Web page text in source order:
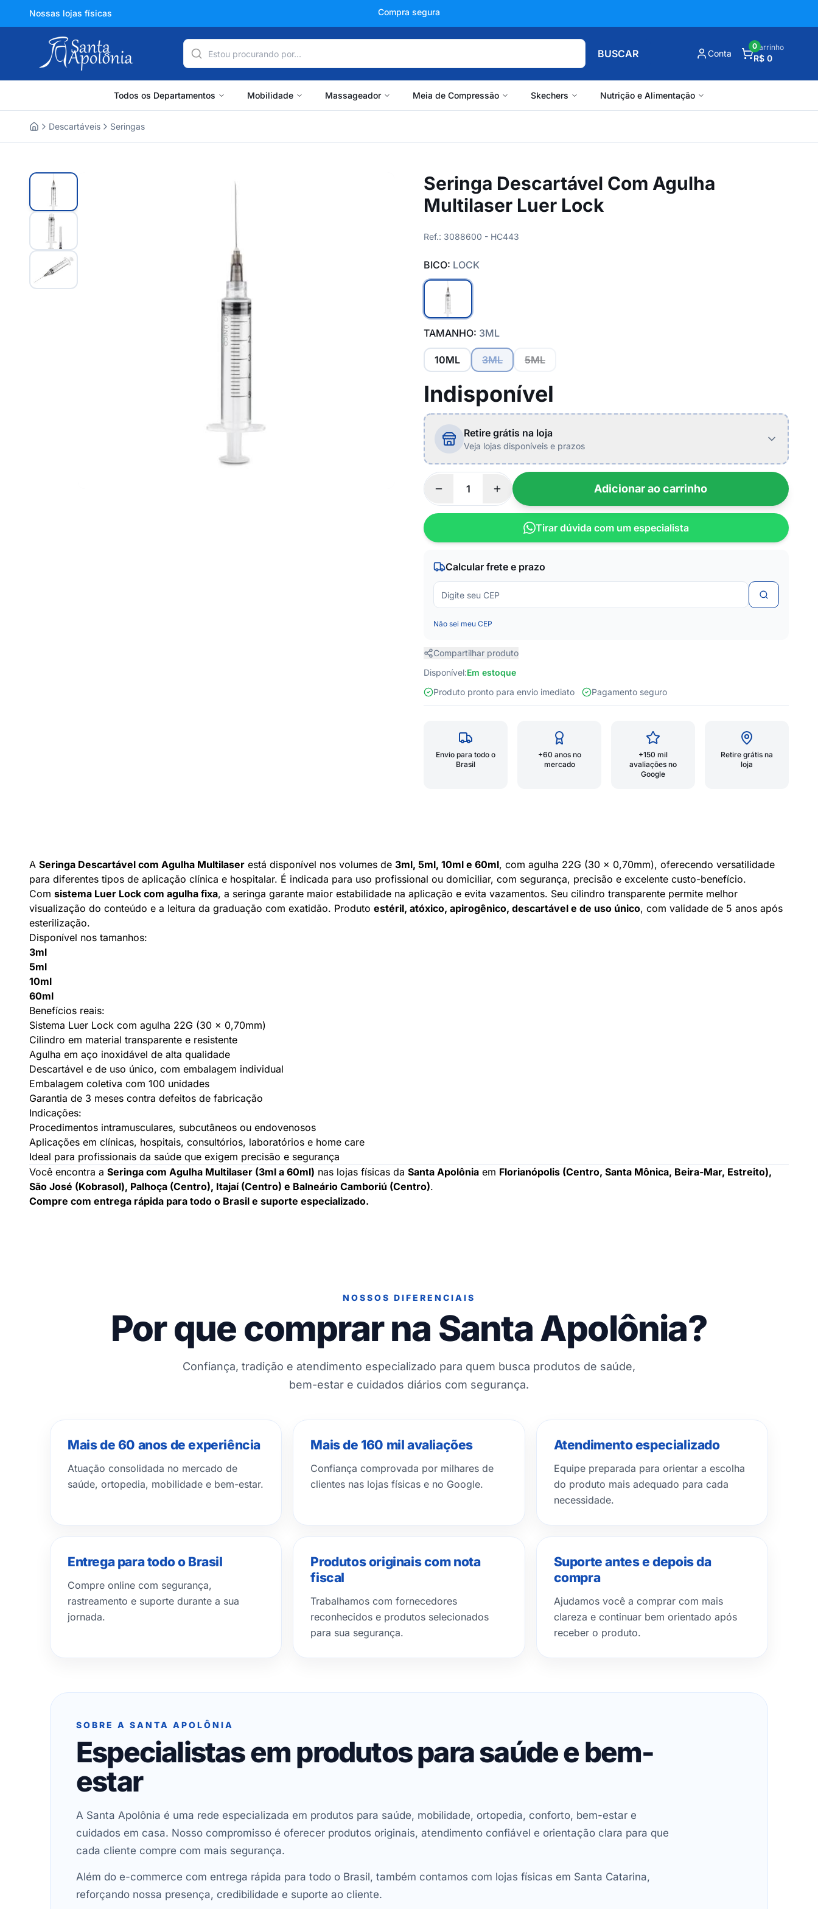
Nossas lojas físicas +150 mil avaliações
BUSCAR Conta
Carrinho
R$ 0
0
Todos os Departamentos Mobilidade Massageador Meia de Compressão Skechers Nutrição e Alimentação
Descartáveis Seringas
Seringa Descartável Com Agulha
Multilaser Luer Lock
Ref.: 3088600 - HC443
BICO: LOCK
TAMANHO: 3ML
10ML 3ML 5ML
Indisponível
Retire grátis na loja
Veja lojas disponíveis e prazos
Adicionar ao carrinho
Tirar dúvida com um especialista
Calcular frete e prazo
Não sei meu CEP
Compartilhar produto
Disponível:Em estoque
Produto pronto para envio imediato
Pagamento seguro
Envio para todo o
Brasil
+60 anos no
mercado
+150 mil
avaliações no
Google
Retire grátis na
loja
A Seringa Descartável com Agulha Multilaser está disponível nos volumes de 3ml, 5ml, 10ml e 60ml, com agulha 22G (30 x 0,70mm), oferecendo versatilidade
para diferentes tipos de aplicação clínica e hospitalar. É indicada para uso profissional ou domiciliar, com segurança, precisão e excelente custo-benefício.
Com sistema Luer Lock com agulha fixa, a seringa garante maior estabilidade na aplicação e evita vazamentos. Seu cilindro transparente permite melhor
visualização do conteúdo e a leitura da graduação com exatidão. Produto estéril, atóxico, apirogênico, descartável e de uso único, com validade de 5 anos após
esterilização.
Disponível nos tamanhos:
3ml
5ml
10ml
60ml
Benefícios reais:
Sistema Luer Lock com agulha 22G (30 x 0,70mm)
Cilindro em material transparente e resistente
Agulha em aço inoxidável de alta qualidade
Descartável e de uso único, com embalagem individual
Embalagem coletiva com 100 unidades
Garantia de 3 meses contra defeitos de fabricação
Indicações:
Procedimentos intramusculares, subcutâneos ou endovenosos
Aplicações em clínicas, hospitais, consultórios, laboratórios e home care
Ideal para profissionais da saúde que exigem precisão e segurança
Você encontra a Seringa com Agulha Multilaser (3ml a 60ml) nas lojas físicas da Santa Apolônia em Florianópolis (Centro, Santa Mônica, Beira-Mar, Estreito),
São José (Kobrasol), Palhoça (Centro), Itajaí (Centro) e Balneário Camboriú (Centro).
Compre com entrega rápida para todo o Brasil e suporte especializado.
NOSSOS DIFERENCIAIS
Por que comprar na Santa Apolônia?
Confiança, tradição e atendimento especializado para quem busca produtos de saúde,
bem-estar e cuidados diários com segurança.
Mais de 60 anos de experiência
Atuação consolidada no mercado de
saúde, ortopedia, mobilidade e bem-estar.
Mais de 160 mil avaliações
Confiança comprovada por milhares de
clientes nas lojas físicas e no Google.
Atendimento especializado
Equipe preparada para orientar a escolha
do produto mais adequado para cada
necessidade.
Entrega para todo o Brasil
Compre online com segurança,
rastreamento e suporte durante a sua
jornada.
Produtos originais com nota
fiscal
Trabalhamos com fornecedores
reconhecidos e produtos selecionados
para sua segurança.
Suporte antes e depois da
compra
Ajudamos você a comprar com mais
clareza e continuar bem orientado após
receber o produto.
SOBRE A SANTA APOLÔNIA
Especialistas em produtos para saúde e bem-
estar
A Santa Apolônia é uma rede especializada em produtos para saúde, mobilidade, ortopedia, conforto, bem-estar e
cuidados em casa. Nosso compromisso é oferecer produtos originais, atendimento confiável e orientação clara para que
cada cliente compre com mais segurança.
Além do e-commerce com entrega rápida para todo o Brasil, também contamos com lojas físicas em Santa Catarina,
reforçando nossa presença, credibilidade e suporte ao cliente.